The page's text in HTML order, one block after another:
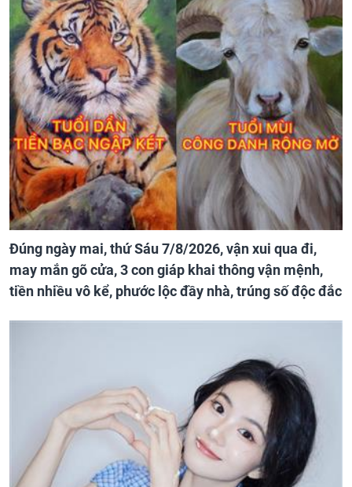
Đúng ngày mai, thứ Sáu 7/8/2026, vận xui qua đi,
may mắn gõ cửa, 3 con giáp khai thông vận mệnh,
tiền nhiều vô kể, phước lộc đầy nhà, trúng số độc đắc